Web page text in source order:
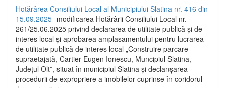
Hotărârea Consiliului Local al Municipiului Slatina nr. 416 din
15.09.2025- modificarea Hotărârii Consiliului Local nr.
261/25.06.2025 privind declararea de utilitate publică și de
interes local și aprobarea amplasamentului pentru lucrarea
de utilitate publică de interes local „Construire parcare
supraetajată, Cartier Eugen Ionescu, Muncipiul Slatina,
Județul Olt”, situat în municipiul Slatina și declanșarea
procedurii de expropriere a imobilelor cuprinse în coridorul